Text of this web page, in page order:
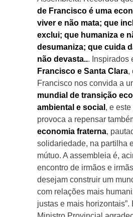
de Francisco é uma
viver e não mata; que
exclui; que humaniza e
desumaniza; que cuida
não devasta... Inspirados
Francisco e Santa Clara,
Francisco nos convida a
mundial de transição
ambiental e social , e
provoca a repensar
economia fraterna,
solidariedade, na partilha
mútuo. A assembleia é,
encontro de irmãos e
desejam construir um
com relações mais
justas e mais horizontais”.